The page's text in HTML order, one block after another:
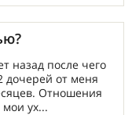
назад после чего
дочерей от меня
Отношения
ух...